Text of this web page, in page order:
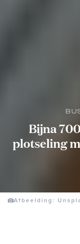
Bijna
plotseling
Afbeelding: